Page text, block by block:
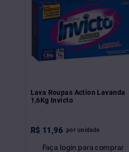
Lava Roupas Action Lavanda
1,6Kg Invicto
R$ 11 ,96 por unidade
Faça login para comprar